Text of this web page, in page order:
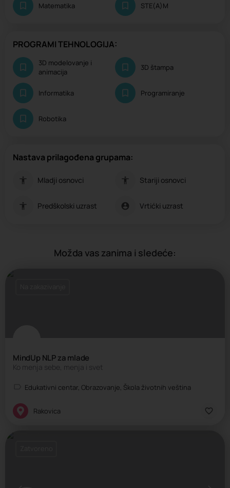
Matematika STE(A)M
PROGRAMI TEHNOLOGIJA:
3D modelovanje i
animacija
3D štampa
Informatika Programiranje
Robotika
Nastava prilagođena grupama:
Mladji osnovci Stariji osnovci
Predškolski uzrast Vrtićki uzrast
Možda vas zanima i sledeće:
MindUp NLP za mlade
Ko menja sebe, menja i svet
Edukativni centar, Obrazovanje, Škola životnih veština
Rakovica